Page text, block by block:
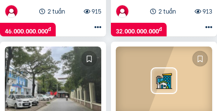
2 tuần
915
46.000.000.000đ
2 tuần
913
32.000.000.000đ